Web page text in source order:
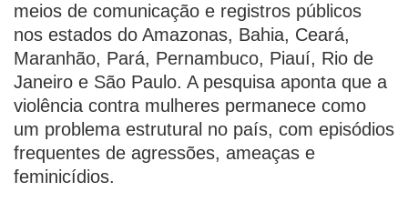
meios de comunicação e registros públicos
nos estados do Amazonas, Bahia, Ceará,
Maranhão, Pará, Pernambuco, Piauí, Rio de
Janeiro e São Paulo. A pesquisa aponta que a
violência contra mulheres permanece como
um problema estrutural no país, com episódios
frequentes de agressões, ameaças e
feminicídios.